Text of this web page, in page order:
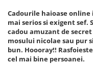
Cadourile haioase online
mai serios si exigent sef.
cadou amuzant de
mosului nicolae sau pur
bun. Hoooray!!
cel mai bine persoanei.